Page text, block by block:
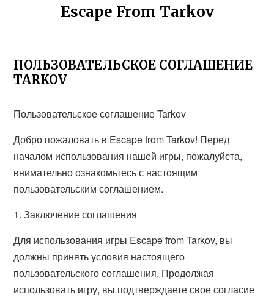
Escape From Tarkov
ПОЛЬЗОВАТЕЛЬСКОЕ СОГЛАШЕНИЕ
TARKOV
Пользовательское соглашение Tarkov
Добро пожаловать в Escape from Tarkov! Перед
началом использования нашей игры, пожалуйста,
внимательно ознакомьтесь с настоящим
пользовательским соглашением.
1. Заключение соглашения
Для использования игры Escape from Tarkov, вы
должны принять условия настоящего
пользовательского соглашения. Продолжая
использовать игру, вы подтверждаете свое согласие